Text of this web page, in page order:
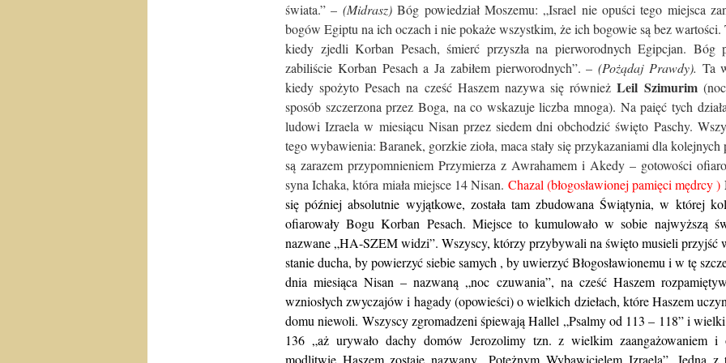
świata.” – (Midrasz)Bóg powiedział Moszemu: „Israel nie opuści tego miejsca
bogów Egiptu na ich oczach i nie pokaże wszystkim, że ich bogowie są bez wartości.
kiedy zjedli Korban Pesach, śmierć przyszła na pierworodnych Egipcjan. Bóg
zabiliście Korban Pesach a Ja zabiłem pierworodnych”. – (Pożądaj Prawdy). Ta
kiedy spożyto Pesach na cześć Haszem nazywa się równieżLeil Szimurim(noc
sposób szczerzona przez Boga, na co wskazuje liczba mnoga). Na paięć tych
ludowi Izraela w miesiącu Nisan przez siedem dni obchodzić święto Paschy.
tego wybawienia: Baranek, gorzkie zioła, maca stały się przykazaniami dla
są zarazem przypomnieniem Przymierza z Awrahamem i Akedy – gotowości
syna Ichaka, która miała miejsce 14 Nisan. Chazal (błogosławionej pamięci mędrcy )
się później absolutnie wyjątkowe, została tam zbudowana Świątynia, w której
ofiarowały Bogu Korban Pesach. Miejsce to kumulowało w sobie najwyższą
nazwane „HA-SZEM widzi”. Wszyscy, którzy przybywali na święto musieli przyjść
stanie ducha, by powierzyć siebie samych , by uwierzyć Błogosławionemu i w tę
dnia miesiąca Nisan – nazwaną „noc czuwania”, na cześć Haszem
wzniosłych zwyczajów i hagady (opowieści) o wielkich dziełach, które Haszem
domu niewoli. Wszyscy zgromadzeni śpiewają Hallel „Psalmy od 113 – 118” i
136 „aż urywało dachy domów Jerozolimy tzn. z wielkim zaangażowaniem i
modlitwie Haszem zostaje nazwany „Potężnym Wybawicielem Izraela”. Jedna z